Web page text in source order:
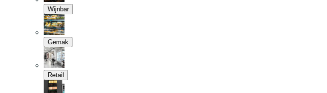
Wijnbar
Gemak
Retail